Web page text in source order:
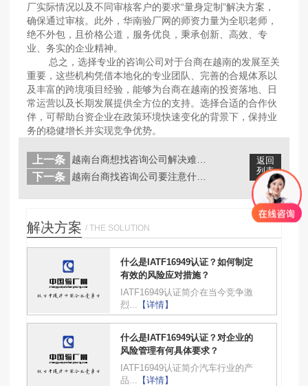
厂实际情况以及不同审核客户的要求“量身定制”解决方案，
确保通过审核。此外，华南验厂网的师资力量为全职老师，
绝不外包，且价格公道，服务优良，秉承创新、高效、专
业、务实的企业精神。
总之，选择专业的咨询公司对于台商在越南的发展至关
重要，这些机构凭借本地化的专业团队、完善的合规体系以
及丰富的跨境项目经验，能够为台商在越南的投资落地、日
常运营以及长期发展提供全方位的支持。选择合适的合作伙
伴，可帮助台资企业在政策环境快速变化的背景下，保持业
务的稳健增长并实现竞争优势。
返回
列表
上一条
下一条
解决方案 / THE SOLUTION
什么是IATF16949认证？如何制定
有效的风险应对措施？
IATF16949认证简介在当今竞争激
烈...
【详情】
什么是IATF16949认证？对企业的
风险管理有何具体要求？
IATF16949认证简介汽车行业的产
品...
【详情】